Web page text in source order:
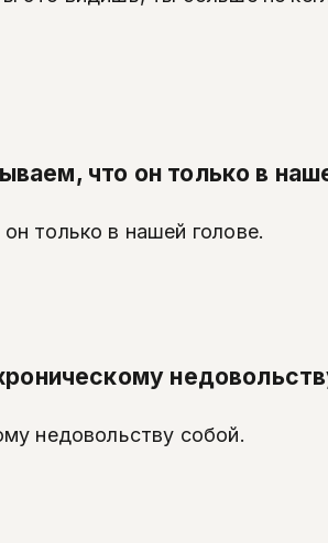
что он только в
только в нашей голове.
недовольству собой.